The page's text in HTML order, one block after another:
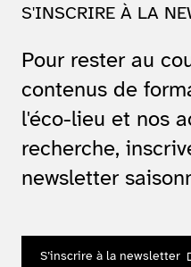
S'INSCRIRE À LA
Pour rester au
contenus de
l'éco-lieu et nos
recherche,
newsletter
S’inscrire à la newsletter